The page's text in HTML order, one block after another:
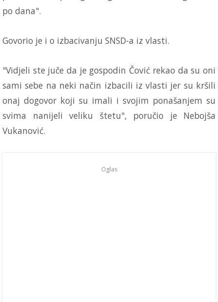
po dana".
Govorio je i o izbacivanju SNSD-a iz vlasti.
"Vidjeli ste juče da je gospodin Čović rekao da su oni
sami sebe na neki način izbacili iz vlasti jer su kršili
onaj dogovor koji su imali i svojim ponašanjem su
svima nanijeli veliku štetu", poručio je Nebojša
Vukanović.
Oglas